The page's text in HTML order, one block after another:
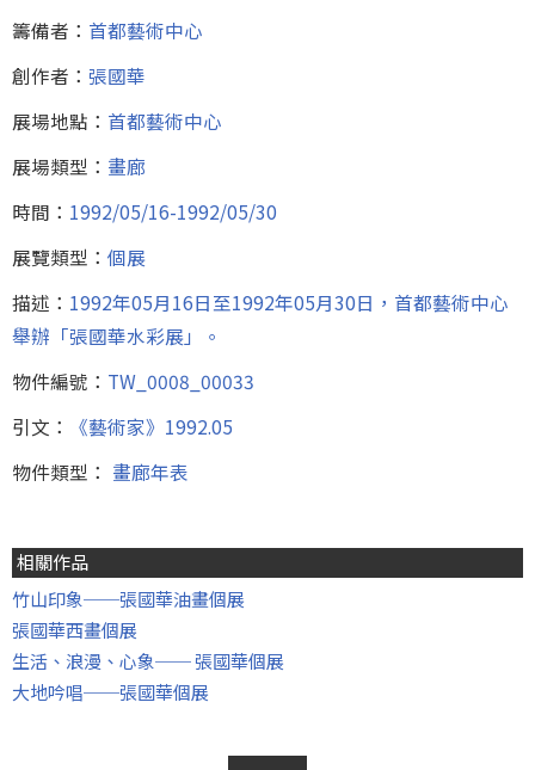
籌備者： 首都藝術中心
創作者： 張國華
展場地點： 首都藝術中心
展場類型： 畫廊
時間： 1992/05/16-1992/05/30
展覽類型： 個展
描述： 1992年05月16日至1992年05月30日，首都藝術中心
舉辦「張國華水彩展」。
物件編號： TW_0008_00033
引文：
《藝術家》1992.05
物件類型： 畫廊年表
相關作品
竹山印象──張國華油畫個展
張國華西畫個展
生活、浪漫、心象── 張國華個展
大地吟唱──張國華個展